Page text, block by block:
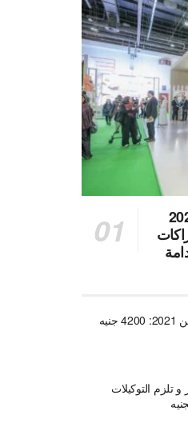
في جلفود 2025
جدول زيادة مرتبات الموظفين 2021: 4200 جنيه
و تلزم التوكيلات